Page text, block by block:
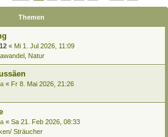
Themen
« Mi 1. Jul 2026, 11:09
Natur
« Fr 8. Mai 2026, 21:26
« Sa 21. Feb 2026, 08:33
Sträucher